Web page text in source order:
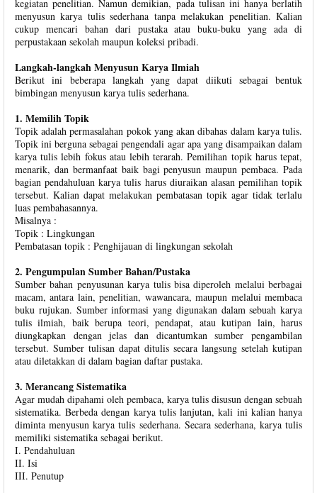
kegiatan penelitian. Namun demikian, pada tulisan ini hanya berlatih
menyusun karya tulis sederhana tanpa melakukan penelitian. Kalian
cukup mencari bahan dari pustaka atau buku-buku yang ada di
perpustakaan sekolah maupun koleksi pribadi.
Langkah-langkah Menyusun Karya Ilmiah
Berikut ini beberapa langkah yang dapat diikuti sebagai bentuk
bimbingan menyusun karya tulis sederhana.
1. Memilih Topik
Topik adalah permasalahan pokok yang akan dibahas dalam karya tulis.
Topik ini berguna sebagai pengendali agar apa yang disampaikan dalam
karya tulis lebih fokus atau lebih terarah. Pemilihan topik harus tepat,
menarik, dan bermanfaat baik bagi penyusun maupun pembaca. Pada
bagian pendahuluan karya tulis harus diuraikan alasan pemilihan topik
tersebut. Kalian dapat melakukan pembatasan topik agar tidak terlalu
luas pembahasannya.
Misalnya :
Topik : Lingkungan
Pembatasan topik : Penghijauan di lingkungan sekolah
2. Pengumpulan Sumber Bahan/Pustaka
Sumber bahan penyusunan karya tulis bisa diperoleh melalui berbagai
macam, antara lain, penelitian, wawancara, maupun melalui membaca
buku rujukan. Sumber informasi yang digunakan dalam sebuah karya
tulis ilmiah, baik berupa teori, pendapat, atau kutipan lain, harus
diungkapkan dengan jelas dan dicantumkan sumber pengambilan
tersebut. Sumber tulisan dapat ditulis secara langsung setelah kutipan
atau diletakkan di dalam bagian daftar pustaka.
3. Merancang Sistematika
Agar mudah dipahami oleh pembaca, karya tulis disusun dengan sebuah
sistematika. Berbeda dengan karya tulis lanjutan, kali ini kalian hanya
diminta menyusun karya tulis sederhana. Secara sederhana, karya tulis
memiliki sistematika sebagai berikut.
I. Pendahuluan
II. Isi
III. Penutup